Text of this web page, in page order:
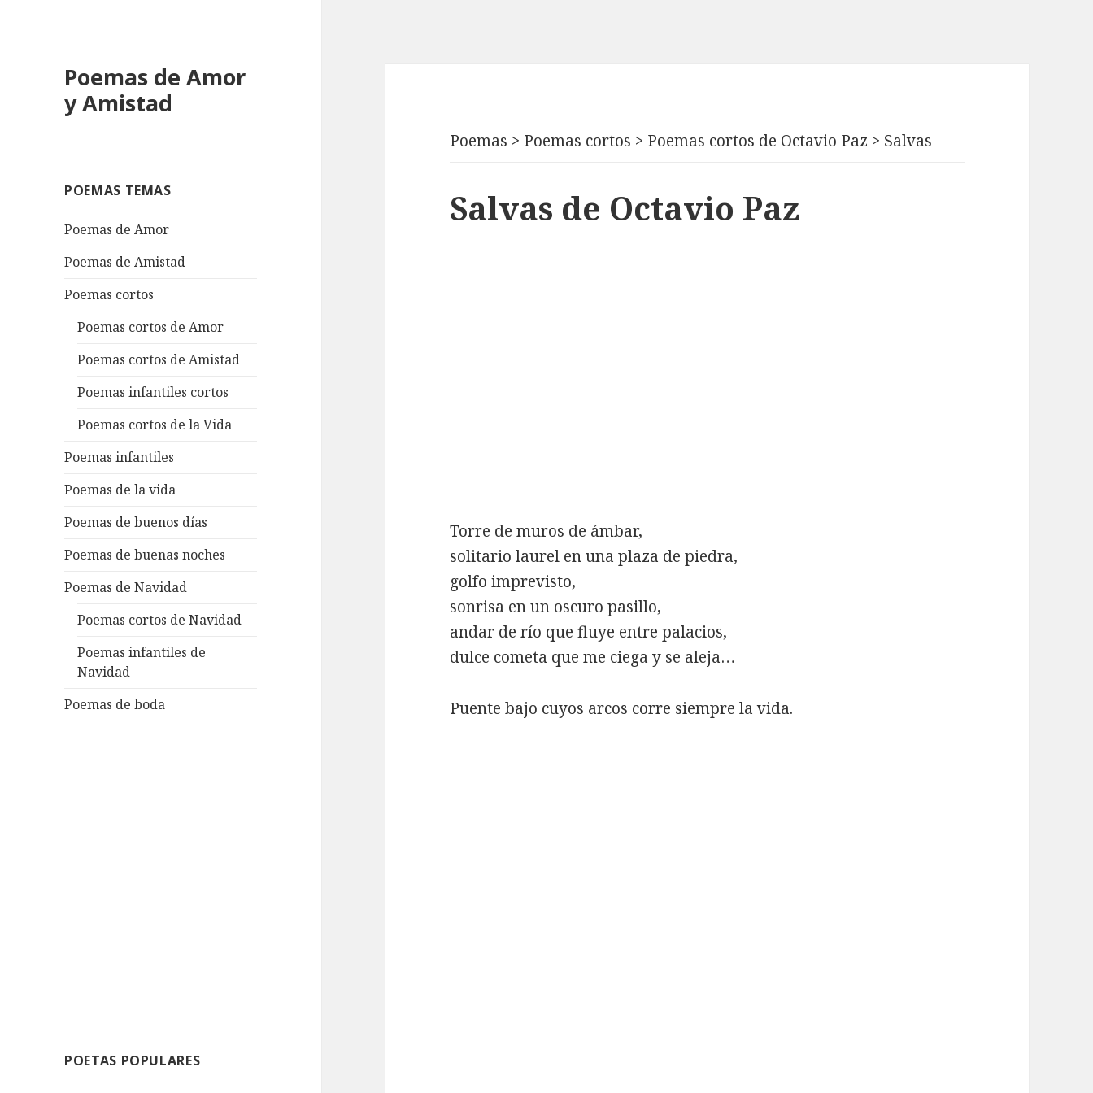
Poemas de Amor
y Amistad
POEMAS TEMAS
Poemas de Amor
Poemas de Amistad
Poemas cortos
Poemas cortos de Amor
Poemas cortos de Amistad
Poemas infantiles cortos
Poemas cortos de la Vida
Poemas infantiles
Poemas de la vida
Poemas de buenos días
Poemas de buenas noches
Poemas de Navidad
Poemas cortos de Navidad
Poemas infantiles de
Navidad
Poemas de boda
POETAS POPULARES
Poemas > Poemas cortos > Poemas cortos de Octavio Paz > Salvas
Salvas de Octavio Paz
Torre de muros de ámbar,
solitario laurel en una plaza de piedra,
golfo imprevisto,
sonrisa en un oscuro pasillo,
andar de río que fluye entre palacios,
dulce cometa que me ciega y se aleja…
Puente bajo cuyos arcos corre siempre la vida.